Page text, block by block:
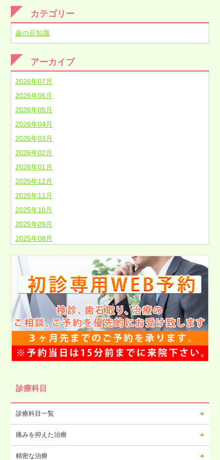
カテゴリー
歯の豆知識
アーカイブ
2026年07月
2026年06月
2026年05月
2026年04月
2026年03月
2026年02月
2026年01月
2025年12月
2025年11月
2025年10月
2025年09月
2025年08月
2025年06月
2025年05月
2025年04月
2025年03月
2025年02月
2025年01月
2024年12月
2024年08月
2024年07月
2024年06月
2024年05月
診療科目
診療科目一覧
痛みを抑えた治療
精密な治療